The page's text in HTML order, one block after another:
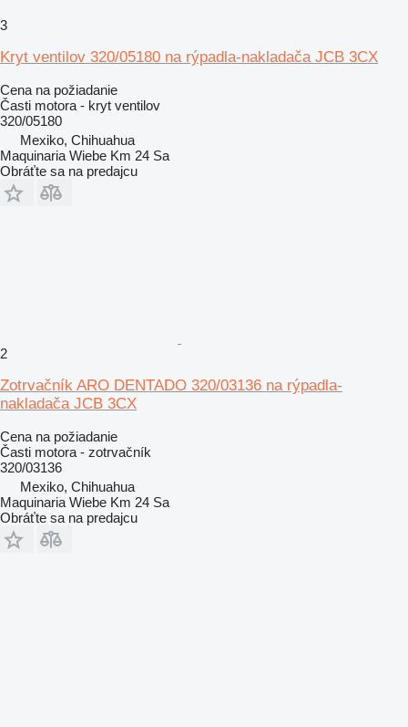
3
Kryt ventilov 320/05180 na rýpadla-nakladača JCB 3CX
Cena na požiadanie
Časti motora - kryt ventilov
320/05180
Mexiko, Chihuahua
Maquinaria Wiebe Km 24 Sa
Obráťte sa na predajcu
2
Zotrvačník ARO DENTADO 320/03136 na rýpadla-
nakladača JCB 3CX
Cena na požiadanie
Časti motora - zotrvačník
320/03136
Mexiko, Chihuahua
Maquinaria Wiebe Km 24 Sa
Obráťte sa na predajcu